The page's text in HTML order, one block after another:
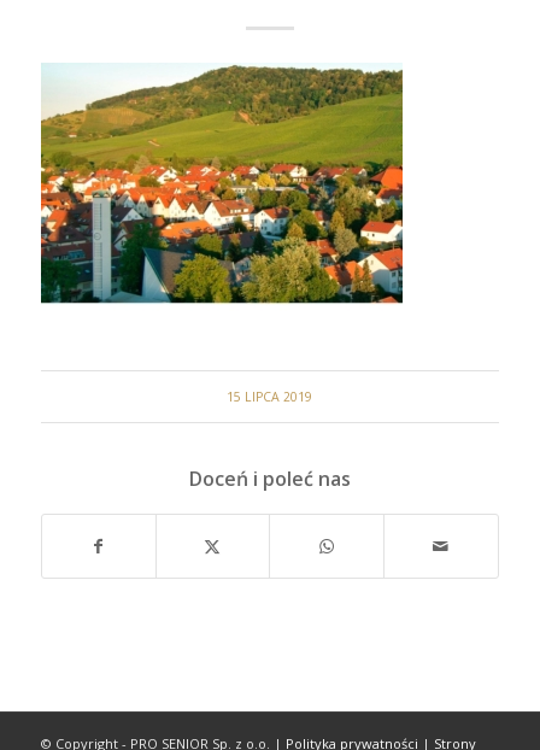
15 LIPCA 2019
Doceń i poleć nas
© Copyright - PRO SENIOR Sp. z o.o. | Polityka prywatności | Strony